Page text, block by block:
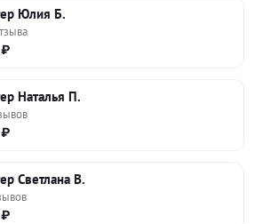
Юлия Б.
₽
Наталья П.
₽
Светлана В.
₽